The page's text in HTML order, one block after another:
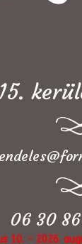
15.
06 30
10. - 2026.